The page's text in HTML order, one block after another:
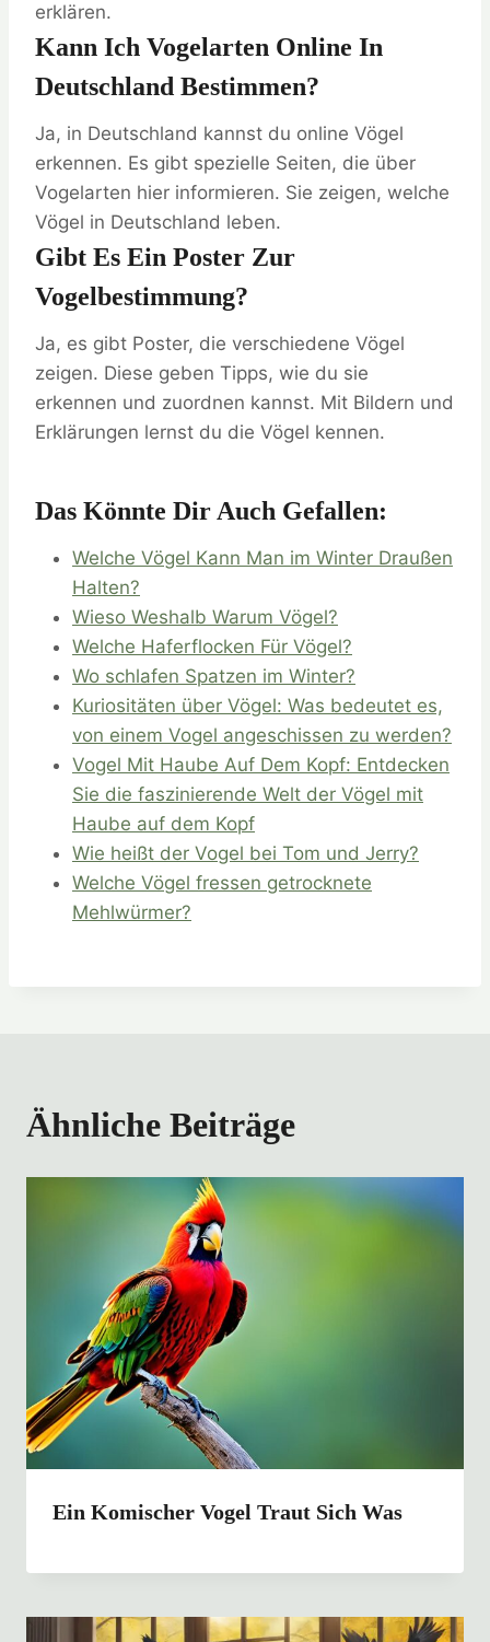
erklären.
Kann Ich Vogelarten Online In
Deutschland Bestimmen?
Ja, in Deutschland kannst du online Vögel
erkennen. Es gibt spezielle Seiten, die über
Vogelarten hier informieren. Sie zeigen, welche
Vögel in Deutschland leben.
Gibt Es Ein Poster Zur
Vogelbestimmung?
Ja, es gibt Poster, die verschiedene Vögel
zeigen. Diese geben Tipps, wie du sie
erkennen und zuordnen kannst. Mit Bildern und
Erklärungen lernst du die Vögel kennen.
Das Könnte Dir Auch Gefallen:
Welche Vögel Kann Man im Winter Draußen
Halten?
Wieso Weshalb Warum Vögel?
Welche Haferflocken Für Vögel?
Wo schlafen Spatzen im Winter?
Kuriositäten über Vögel: Was bedeutet es,
von einem Vogel angeschissen zu werden?
Vogel Mit Haube Auf Dem Kopf: Entdecken
Sie die faszinierende Welt der Vögel mit
Haube auf dem Kopf
Wie heißt der Vogel bei Tom und Jerry?
Welche Vögel fressen getrocknete
Mehlwürmer?
Ähnliche Beiträge
Ein Komischer Vogel Traut Sich Was